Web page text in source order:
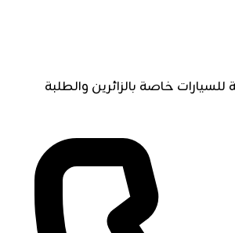
خاصة بالزائرين والطلبة